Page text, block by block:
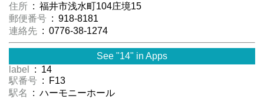
住所 : 福井市浅水町104庄境15
郵便番号 : 918-8181
連絡先 : 0776-38-1274
See "14" in Apps
label
: 14
駅番号 : F13
駅名
: ハーモニーホール